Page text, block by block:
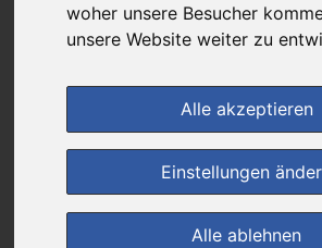
woher unsere Besucher
unsere Website weiter zu
Alle akzeptieren
Einstellungen
Alle ablehnen
(1) Jetzt bewerten!
im Shop bestellen
zur